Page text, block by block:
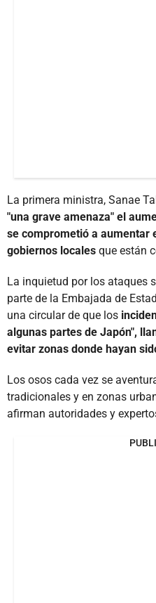
La primera ministra, Sanae
"una grave amenaza" el
se comprometió a aumentar
gobiernos locales que están
La inquietud por los ataques
parte de la Embajada de
una circular de que los
algunas partes de Japón",
evitar zonas donde hayan
Los osos cada vez se
tradicionales y en zonas
afirman autoridades y